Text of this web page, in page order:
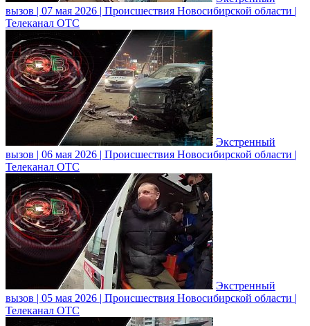
вызов | 07 мая 2026 | Происшествия Новосибирской области |
Телеканал ОТС
Экстренный
вызов | 06 мая 2026 | Происшествия Новосибирской области |
Телеканал ОТС
Экстренный
вызов | 05 мая 2026 | Происшествия Новосибирской области |
Телеканал ОТС